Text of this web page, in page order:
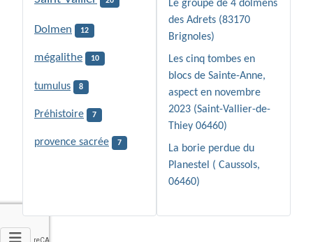
Dolmen 12
mégalithe 10
tumulus 8
Préhistoire 7
provence sacrée 7
Le groupe de 4 dolmens
des Adrets (83170
Brignoles)
Les cinq tombes en
blocs de Sainte-Anne,
aspect en novembre
2023 (Saint-Vallier-de-
Thiey 06460)
La borie perdue du
Planestel ( Caussols,
06460)